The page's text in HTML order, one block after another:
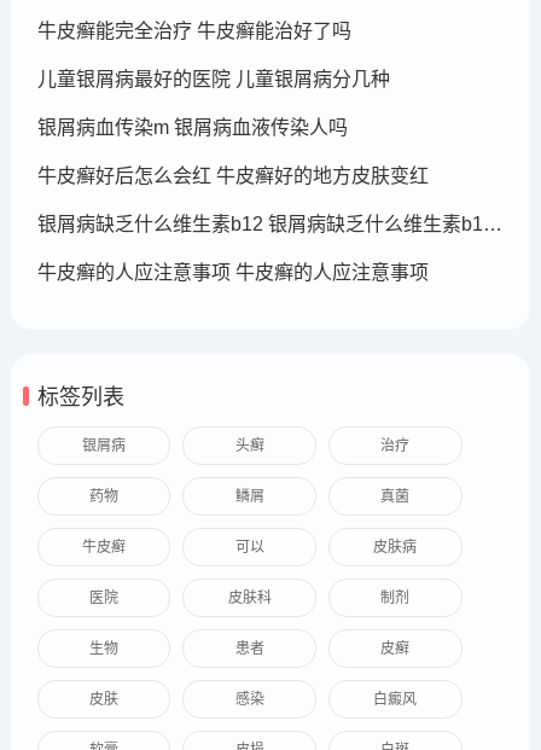
牛皮癣能完全治疗 牛皮癣能治好了吗
儿童银屑病最好的医院 儿童银屑病分几种
银屑病血传染m 银屑病血液传染人吗
牛皮癣好后怎么会红 牛皮癣好的地方皮肤变红
银屑病缺乏什么维生素b12 银屑病缺乏什么维生素b12可以补充
牛皮癣的人应注意事项 牛皮癣的人应注意事项
标签列表
银屑病 头癣 治疗
药物 鳞屑 真菌
牛皮癣 可以 皮肤病
医院 皮肤科 制剂
生物 患者 皮癣
皮肤 感染 白癜风